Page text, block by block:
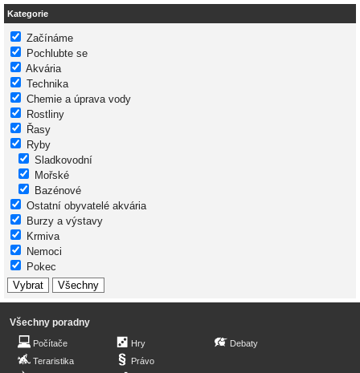
Kategorie
Začínáme
Pochlubte se
Akvária
Technika
Chemie a úprava vody
Rostliny
Řasy
Ryby
Sladkovodní
Mořské
Bazénové
Ostatní obyvatelé akvária
Burzy a výstavy
Krmiva
Nemoci
Pokec
Všechny poradny
Počítače
Teraristika
Hry
Právo
Debaty